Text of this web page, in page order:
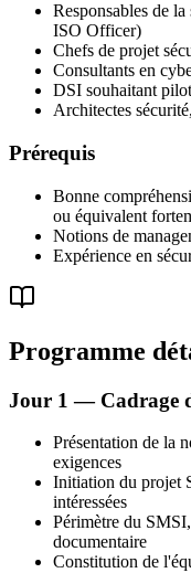
Responsables de
ISO Officer)
Chefs de projet
Consultants en
DSI souhaitant
Architectes
Prérequis
Bonne
ou équivalent
Notions de
Expérience en
Programme
Jour 1 — Cadrage
Présentation de la
exigences
Initiation du projet
intéressées
Périmètre du
documentaire
Constitution de